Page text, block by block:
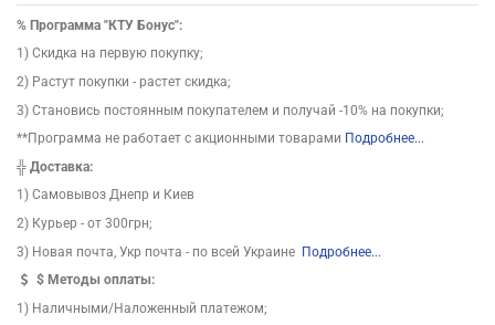
% Программа "КТУ Бонус":
1) Скидка на первую покупку;
2) Растут покупки - растет скидка;
3) Становись постоянным покупателем и получай -10% на покупки;
**Программа не работает с акционными товарами Подробнее...
╬ Доставка:
1) Самовывоз Днепр и Киев
2) Курьер - от 300грн;
3) Новая почта, Укр почта - по всей Украине Подробнее...
$ Методы оплаты:
1) Наличными/Наложенный платежом;